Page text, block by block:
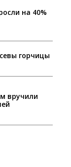
на 40%
горчицы
вручили
области